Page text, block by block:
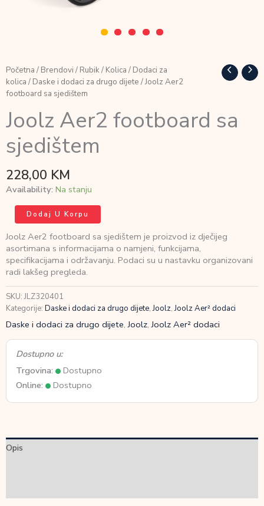
Početna / Brendovi / Rubik/ Kolica / Dodaci za
kolica / Daske i dodaci za drugo dijete / Joolz Aer2
footboard sa sjedištem
Joolz Aer2 footboard sa
sjedištem
228,00 KM
Availability: Na stanju
Joolz
Aer2
footboard
sa
sjedištem
količina
Dodaj U Korpu
Joolz Aer2 footboard sa sjedištem je proizvod iz dječijeg
asortimana s informacijama o namjeni, funkcijama,
specifikacijama i održavanju. Podaci su u nastavku organizovani
radi lakšeg pregleda.
SKU:JLZ320401
Kategorije: Daske i dodaci za drugo dijete,Joolz,Joolz Aer² dodaci
Daske i dodaci za drugo dijete,Joolz,Joolz Aer² dodaci
Dostupno u:
Trgovina:
Dostupno
Online:
Dostupno
Opis